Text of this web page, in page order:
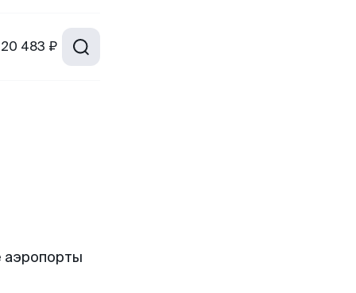
20 483 ₽
аэропорты